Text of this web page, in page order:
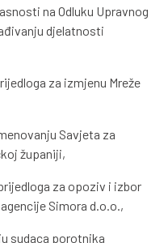
na Odluku Upravnog
djelatnosti
za izmjenu Mreže
Savjeta za
županiji,
za opoziv i izbor
Simora d.o.o.,
sudaca porotnika